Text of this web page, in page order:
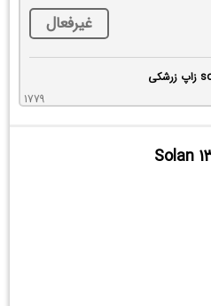
غیرفعال
1779